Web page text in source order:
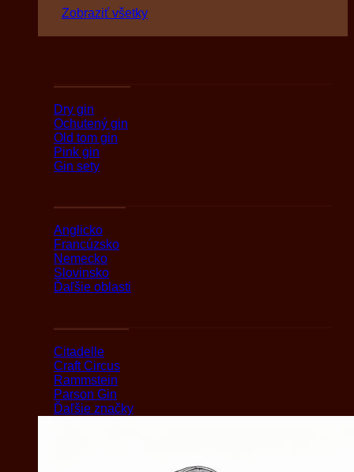
Zobraziť všetky
Dry gin
Ochutený gin
Old tom gin
Pink gin
Gin sety
Anglicko
Francúzsko
Nemecko
Slovinsko
Ďaľšie oblasti
Citadelle
Craft Circus
Rammstein
Parson Gin
Ďaľšie značky